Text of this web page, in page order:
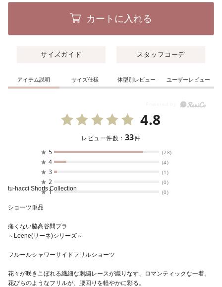
カートに入れる
サイズガイド スタッフコーデ
アイテム説明 サイズ仕様 体型別レビュー ユーザーレビュー
4.8
レビュー件数： 33件
★ 5 (28)
★ 4 (4)
★ 3 (1)
★ 2 (0)
★ 1 (0)
tu-hacci Shorts Collection
ショーツ単品
痛くない脇高谷間ブラ
～Leene(リーネ)シリーズ～
フルールシャワーサイドフリルショーツ
花々が咲きこぼれる繊細な刺繍レースが織りなす、ロマンティックな一着。
花びらのようなフリルが、腰回りを軽やかに彩る。